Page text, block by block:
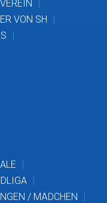
VON SH
/ MÄDCHEN